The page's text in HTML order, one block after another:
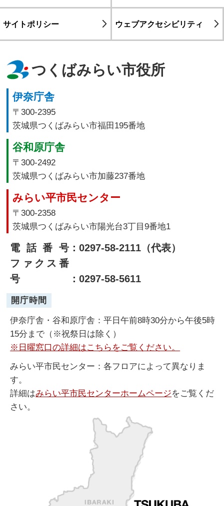
サイトポリシー ウェブアクセシビリティ
つくばみらい市役所
伊奈庁舎
〒300-2395
茨城県つくばみらい市福田195番地
谷和原庁舎
〒300-2492
茨城県つくばみらい市加藤237番地
みらい平市民センター
〒300-2358
茨城県つくばみらい市陽光台3丁目9番地1
電話番号：0297-58-2111（代表）
ファクス番
号
：0297-58-5611
開庁時間
伊奈庁舎・谷和原庁舎：平日午前8時30分から午後5時
15分まで（※祝祭日は除く）
※日曜窓口の詳細はこちらをご覧ください。
みらい平市民センター：各フロアによって異なりま
す。
詳細はみらい平市民センターホームページをご覧くだ
さい。